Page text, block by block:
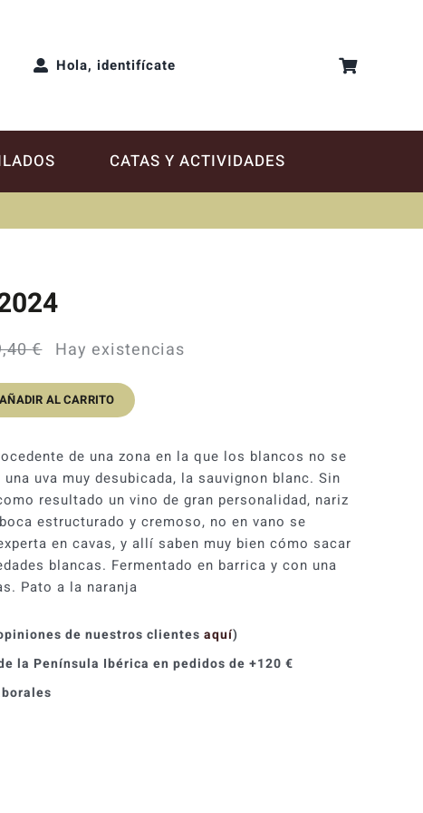
Hola, identifícate
CATAS Y ACTIVIDADES
€ El
precio
original
era:
9,40 €.
El
precio
actual
es:
8,46 €.
Hay existencias
AÑADIR AL CARRITO
de una zona en la que los blancos no se
uva muy desubicada, la sauvignon blanc. Sin
resultado un vino de gran personalidad, nariz
estructurado y cremoso, no en vano se
en cavas, y allí saben muy bien cómo sacar
blancas. Fermentado en barrica y con una
Pato a la naranja
de nuestros clientes aquí)
la Península Ibérica en pedidos de +120 €